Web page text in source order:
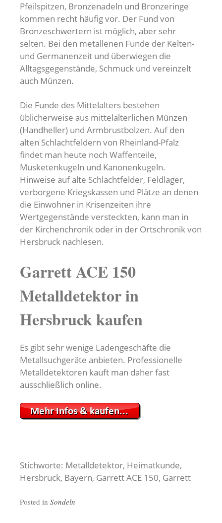
Pfeilspitzen, Bronzenadeln und Bronzeringe
kommen recht häufig vor. Der Fund von
Bronzeschwertern ist möglich, aber sehr
selten. Bei den metallenen Funde der Kelten-
und Germanenzeit und überwiegen die
Alltagsgegenstände, Schmuck und vereinzelt
auch Münzen.
Die Funde des Mittelalters bestehen
üblicherweise aus mittelalterlichen Münzen
(Handheller) und Armbrustbolzen. Auf den
alten Schlachtfeldern von Rheinland-Pfalz
findet man heute noch Waffenteile,
Musketenkugeln und Kanonenkugeln.
Hinweise auf alte Schlachtfelder, Feldlager,
verborgene Kriegskassen und Plätze an denen
die Einwohner in Krisenzeiten ihre
Wertgegenstände versteckten, kann man in
der Kirchenchronik oder in der Ortschronik von
Hersbruck nachlesen.
Garrett ACE 150
Metalldetektor in
Hersbruck kaufen
Es gibt sehr wenige Ladengeschäfte die
Metallsuchgeräte anbieten. Professionelle
Metalldetektoren kauft man daher fast
ausschließlich online.
Stichworte: Metalldetektor, Heimatkunde,
Hersbruck, Bayern, Garrett ACE 150, Garrett
Posted in Sondeln